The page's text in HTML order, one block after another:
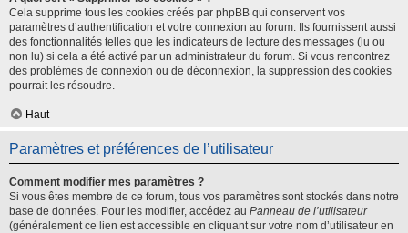
Cela supprime tous les cookies créés par phpBB qui conservent vos
paramètres d’authentification et votre connexion au forum. Ils fournissent aussi
des fonctionnalités telles que les indicateurs de lecture des messages (lu ou
non lu) si cela a été activé par un administrateur du forum. Si vous rencontrez
des problèmes de connexion ou de déconnexion, la suppression des cookies
pourrait les résoudre.
Haut
Paramètres et préférences de l’utilisateur
Comment modifier mes paramètres ?
Si vous êtes membre de ce forum, tous vos paramètres sont stockés dans notre
base de données. Pour les modifier, accédez au Panneau de l’utilisateur
(généralement ce lien est accessible en cliquant sur votre nom d’utilisateur en